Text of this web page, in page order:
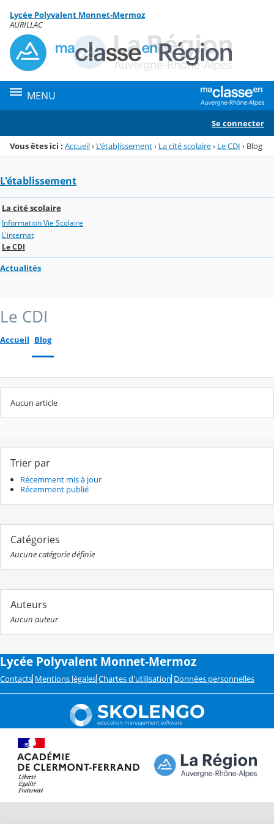
Menu de la rubrique
Contenu
Lycée Polyvalent Monnet-Mermoz
AURILLAC
MENU
Se connecter
Vous êtes ici : Accueil› L'établissement› La cité scolaire› Le CDI › Blog
L'établissement
La cité scolaire
Information Vie Scolaire
L'internat
Le CDI
Actualités
Le CDI
Accueil Blog
Aucun article
Trier par
Récemment mis à jour
Récemment publié
Catégories
Aucune catégorie définie
Auteurs
Aucun auteur
Lycée Polyvalent Monnet-Mermoz
Contacts Mentions légales Chartes d'utilisation Données personnelles